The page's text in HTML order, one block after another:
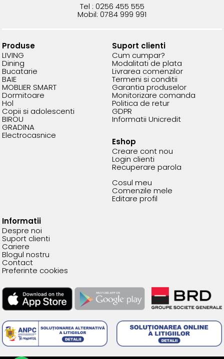
Tel : 0256 455 555
Mobil: 0784 999 991
Produse
LIVING
Dining
Bucatarie
BAIE
MOBLIER SMART
Dormitoare
Hol
Copii si adolescenti
BIROU
GRADINA
Electrocasnice
Suport clienti
Cum cumpar?
Modalitati de plata
Livrarea comenzilor
Termeni si conditii
Garantia produselor
Monitorizare comanda
Politica de retur
GDPR
Informatii Unicredit
Eshop
Creare cont nou
Login clienti
Recuperare parola
Cosul meu
Comenzile mele
Editare profil
Informatii
Despre noi
Suport clienti
Cariere
Blogul nostru
Contact
Preferinte cookies